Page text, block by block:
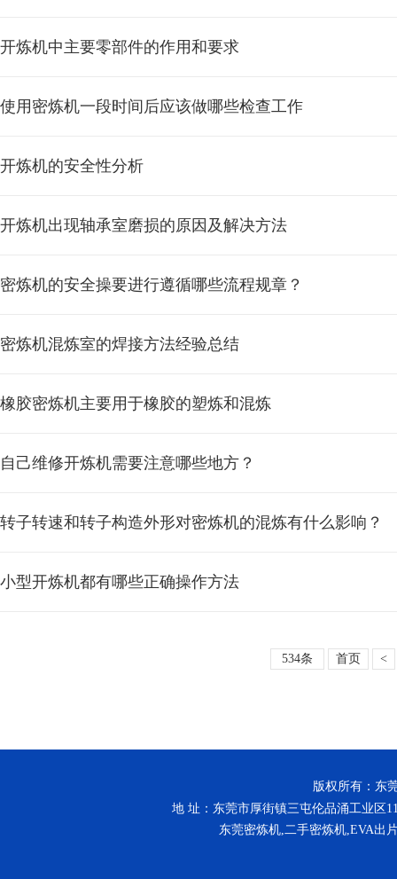
开炼机中主要零部件的作用和要求
使用密炼机一段时间后应该做哪些检查工作
开炼机的安全性分析
开炼机出现轴承室磨损的原因及解决方法
密炼机的安全操要进行遵循哪些流程规章？
密炼机混炼室的焊接方法经验总结
橡胶密炼机主要用于橡胶的塑炼和混炼
自己维修开炼机需要注意哪些地方？
转子转速和转子构造外形对密炼机的混炼有什么影响？
小型开炼机都有哪些正确操作方法
534条 首页 <
版权所有：东
地 址：东莞市厚街镇三屯伦品涌工业区
东莞密炼机,二手密炼机,EVA出